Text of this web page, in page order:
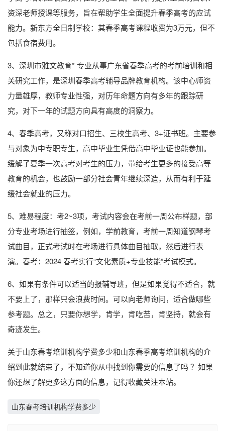
资深老师授课等服务，旨在帮助学生全面提升春季高考的应试
能力。新东方全日制学校：其春季高考课程收费为3万元，但不
包括食宿费用。
3、深圳市雅文教育* 专业从事广东省春季高考的考前培训和相
关研究工作，是深圳春季高考辅导品牌教育机构。该中心师资
力量雄厚，教师专业性强，对历年命题方向有多年的跟踪研
究，对下一年的试题方向具有高度的洞察力。
4、春季高考，又称对口招生、三校生高考、3+证书班。主要参
与对象为中专职专生，高中毕业生凭借高中毕业证也能参加。
缓解了夏季一次高考对考生的压力，带给考生更多的接受高等
教育的机会，也鼓励一部分社会青年继续深造，从而有利于延
缓社会就业的压力。
5、难易程度：考2~3项，考试内容会在考前一周公布样题，部
分专业考场进行抽签，例如，学前教育，考前一周知道钢琴考
试曲目，正式考试时在考场进行具体曲目抽取，然后进行表
演。春考：2024 春考实行“文化素质+专业技能”考试模式。
6、如果有条件可以适当的报辅导班，但是如果觉得不适合，就
不要上了，那样只会浪费时间。可以向老师询问，适合做哪些
参考题。总之，只要你想学，肯学，肯吃苦，肯坚持，就会有
奇迹发生。
关于山东春考培训机构学费多少和山东春季高考培训机构的介
绍到此就结束了，不知道你从中找到你需要的信息了吗 ？如果
你还想了解更多这方面的信息，记得收藏关注本站。
山东春考培训机构学费多少